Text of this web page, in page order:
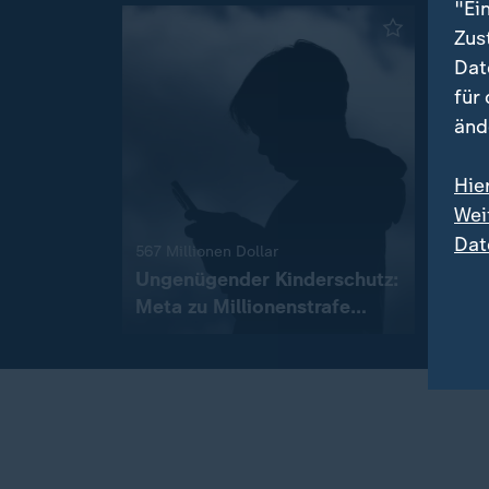
567 Millionen Dollar:
Ungenügender Kinderschutz:
Meta zu Millionenstrafe
Vor
für